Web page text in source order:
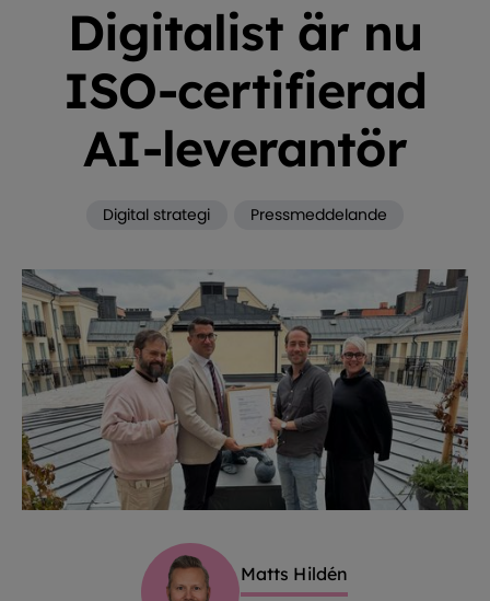
Digitalist är nu
ISO-certifierad
AI-leverantör
Digital strategi Pressmeddelande
Matts Hildén